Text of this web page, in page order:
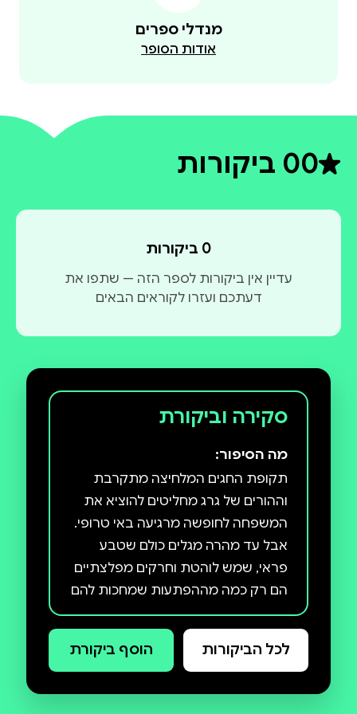
מנדלי ספרים
אודות הסופר
0דירוג ממוצע 0 מתוך 5
0 ביקורות
0 ביקורות
עדיין אין ביקורות לספר הזה — שתפו את
דעתכם ועזרו לקוראים הבאים
סקירה וביקורת
מה הסיפור:
תקופת החגים המלחיצה מתקרבת
וההורים של גרג מחליטים להוציא את
המשפחה לחופשה מרגיעה באי טרופי.
אבל עד מהרה מגלים כולם שטבע
פראי, שמש לוהטת וחרקים מפלצתיים
הם רק כמה מההפתעות שמחכות להם
באתר הנופש החלומי. האם יצליחו
לחזור הביתה בשלום? יציאת חירום הוא
הספר השנים־עשר בסדרת יומנו של
לכל הביקורות הוסף ביקורת